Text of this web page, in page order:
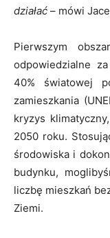
działać – mówi
Pierwszym
odpowiedzialne
40% światowej
zamieszkania
kryzys
2050 roku.
środowiska i
budynku,
liczbę mieszkań
Ziemi.